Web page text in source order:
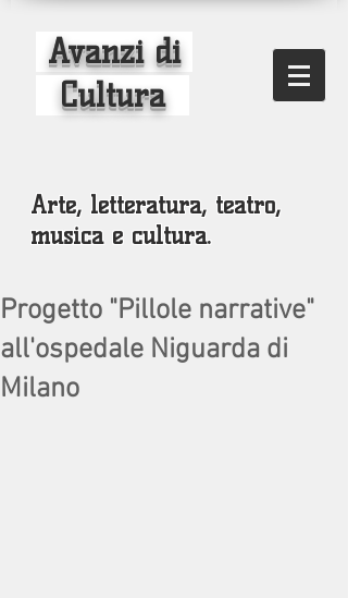
Avanzi di
Cultura
Arte, letteratura, teatro,
musica e cultura.
Progetto "Pillole narrative"
all'ospedale Niguarda di
Milano